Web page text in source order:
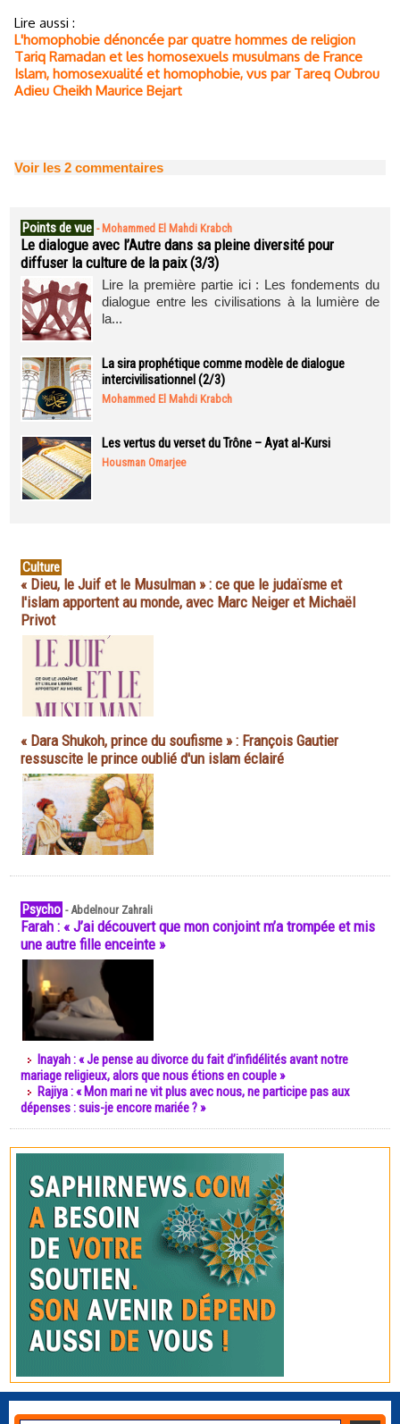
Lire aussi :
L'homophobie dénoncée par quatre hommes de religion
Tariq Ramadan et les homosexuels musulmans de France
Islam, homosexualité et homophobie, vus par Tareq Oubrou
Adieu Cheikh Maurice Bejart
Voir les 2 commentaires
Points de vue - Mohammed El Mahdi Krabch
Le dialogue avec l’Autre dans sa pleine diversité pour
diffuser la culture de la paix (3/3)
Lire la première partie ici : Les fondements du
dialogue entre les civilisations à la lumière de
la...
La sira prophétique comme modèle de dialogue
intercivilisationnel (2/3)
Mohammed El Mahdi Krabch
Les vertus du verset du Trône – Ayat al-Kursi
Housman Omarjee
Culture
« Dieu, le Juif et le Musulman » : ce que le judaïsme et
l'islam apportent au monde, avec Marc Neiger et Michaël
Privot
« Dara Shukoh, prince du soufisme » : François Gautier
ressuscite le prince oublié d'un islam éclairé
Psycho -Abdelnour Zahrali
Farah : « J’ai découvert que mon conjoint m’a trompée et mis
une autre fille enceinte »
Inayah : « Je pense au divorce du fait d’infidélités avant notre
mariage religieux, alors que nous étions en couple »
Rajiya : « Mon mari ne vit plus avec nous, ne participe pas aux
dépenses : suis-je encore mariée ? »